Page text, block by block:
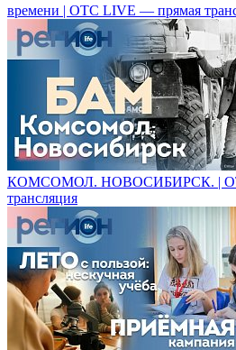
времени | ОТС LIVE — прямая
КОМСОМОЛ. НОВОСИБИРСК. |
трансляция